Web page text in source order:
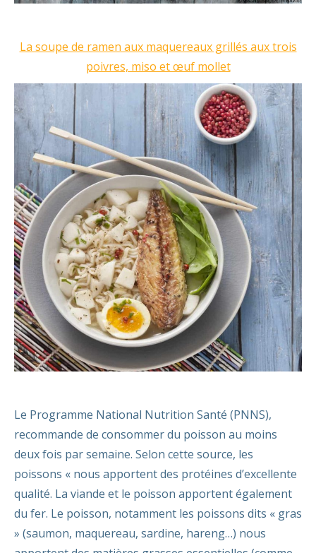
La soupe de ramen aux maquereaux grillés aux trois
poivres, miso et œuf mollet
Le Programme National Nutrition Santé (PNNS),
recommande de consommer du poisson au moins
deux fois par semaine. Selon cette source, les
poissons « nous apportent des protéines d’excellente
qualité. La viande et le poisson apportent également
du fer. Le poisson, notamment les poissons dits « gras
» (saumon, maquereau, sardine, hareng…) nous